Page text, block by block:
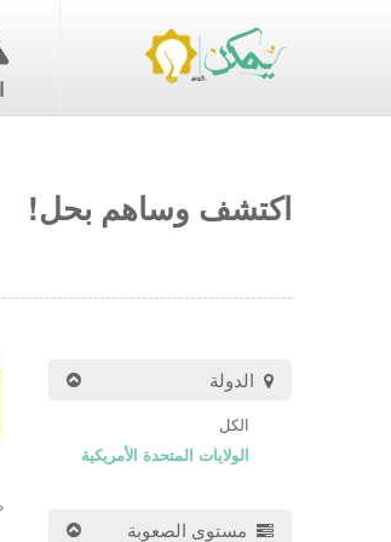
اكتشف وساهم بحل!
الدولة
الكل
الولايات المتحدة الأمريكية
مستوى الصعوبة